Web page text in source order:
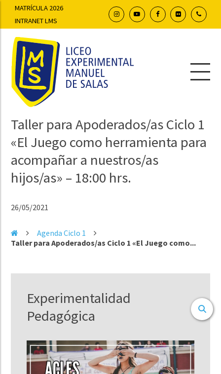
MATRÍCULA 2026
INTRANET LMS
Taller para Apoderados/as Ciclo 1
«El Juego como herramienta para
acompañar a nuestros/as
hijos/as» – 18:00 hrs.
26/05/2021
Agenda Ciclo 1
Taller para Apoderados/as Ciclo 1 «El Juego como...
Experimentalidad
Pedagógica